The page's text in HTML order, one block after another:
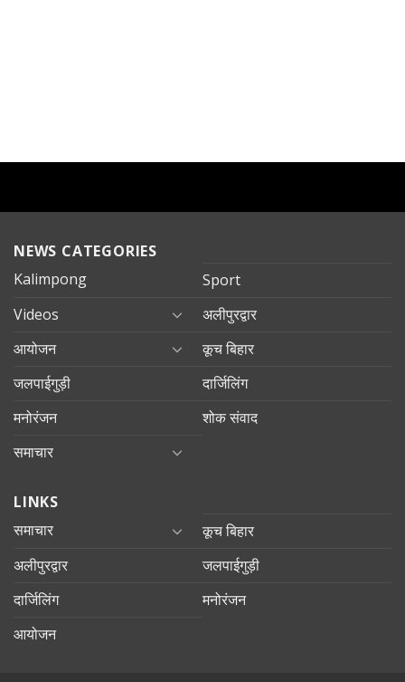
NEWS CATEGORIES
Kalimpong
Sport
Videos
अलीपुरद्वार
आयोजन
कूच बिहार
जलपाईगुड़ी
दार्जिलिंग
मनोरंजन
शोक संवाद
समाचार
LINKS
समाचार
कूच बिहार
अलीपुरद्वार
जलपाईगुड़ी
दार्जिलिंग
मनोरंजन
आयोजन